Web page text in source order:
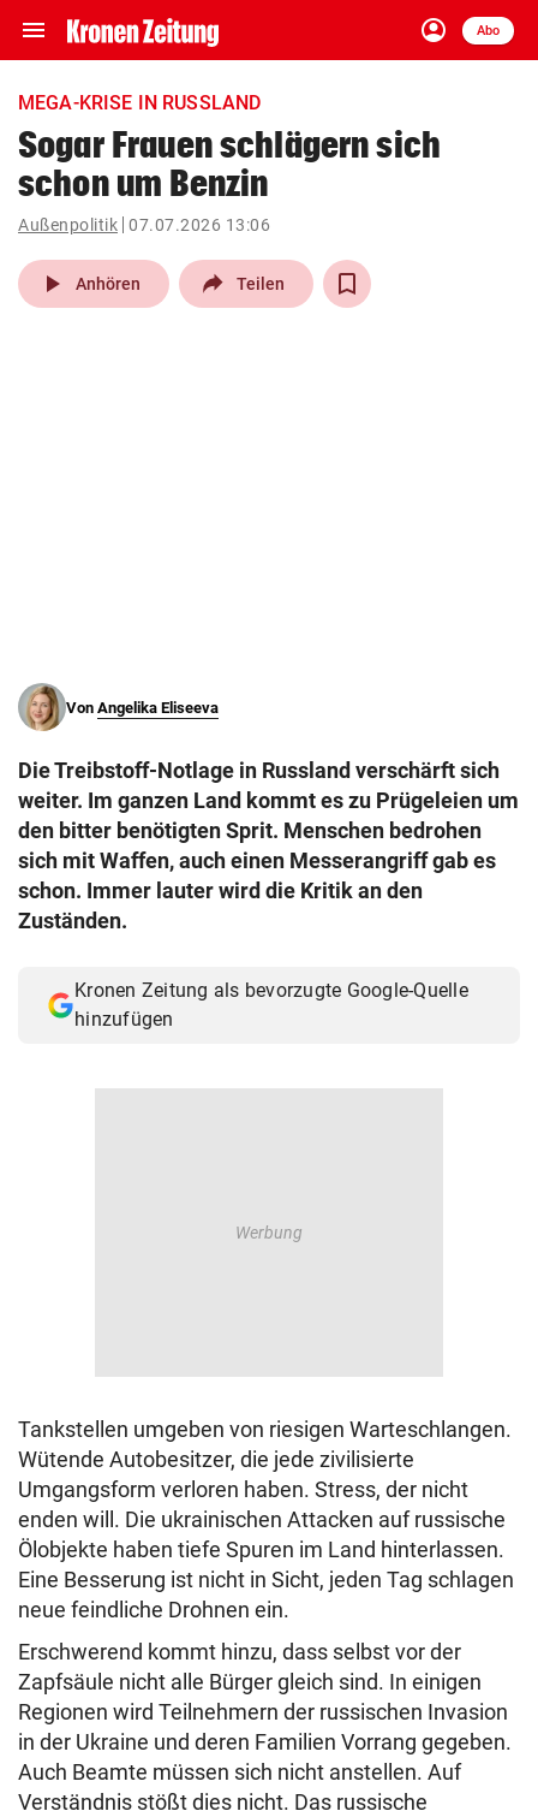
menu Navigation
ein-/ausklappen
account_circle
Anmelden
Abo
close Schließen
account_circle Anmelden
pin_drop
Wien arrow_right
MEGA-KRISE IN RUSSLAND
Sogar Frauen schlägern sich
schon um Benzin
Außenpolitik 07.07.2026 13:06
play_arrow Anhören Teilen
Von Angelika Eliseeva
Die Treibstoff-Notlage in Russland verschärft sich
weiter. Im ganzen Land kommt es zu Prügeleien um
den bitter benötigten Sprit. Menschen bedrohen
sich mit Waffen, auch einen Messerangriff gab es
schon. Immer lauter wird die Kritik an den
Zuständen.
Kronen Zeitung als bevorzugte Google-Quelle
hinzufügen
Tankstellen umgeben von riesigen Warteschlangen.
Wütende Autobesitzer, die jede zivilisierte
Umgangsform verloren haben. Stress, der nicht
enden will. Die ukrainischen Attacken auf russische
Ölobjekte haben tiefe Spuren im Land hinterlassen.
Eine Besserung ist nicht in Sicht, jeden Tag schlagen
neue feindliche Drohnen ein.
Erschwerend kommt hinzu, dass selbst vor der
Zapfsäule nicht alle Bürger gleich sind. In einigen
Regionen wird Teilnehmern der russischen Invasion
in der Ukraine und deren Familien Vorrang gegeben.
Auch Beamte müssen sich nicht anstellen. Auf
Verständnis stößt dies nicht. Das russische